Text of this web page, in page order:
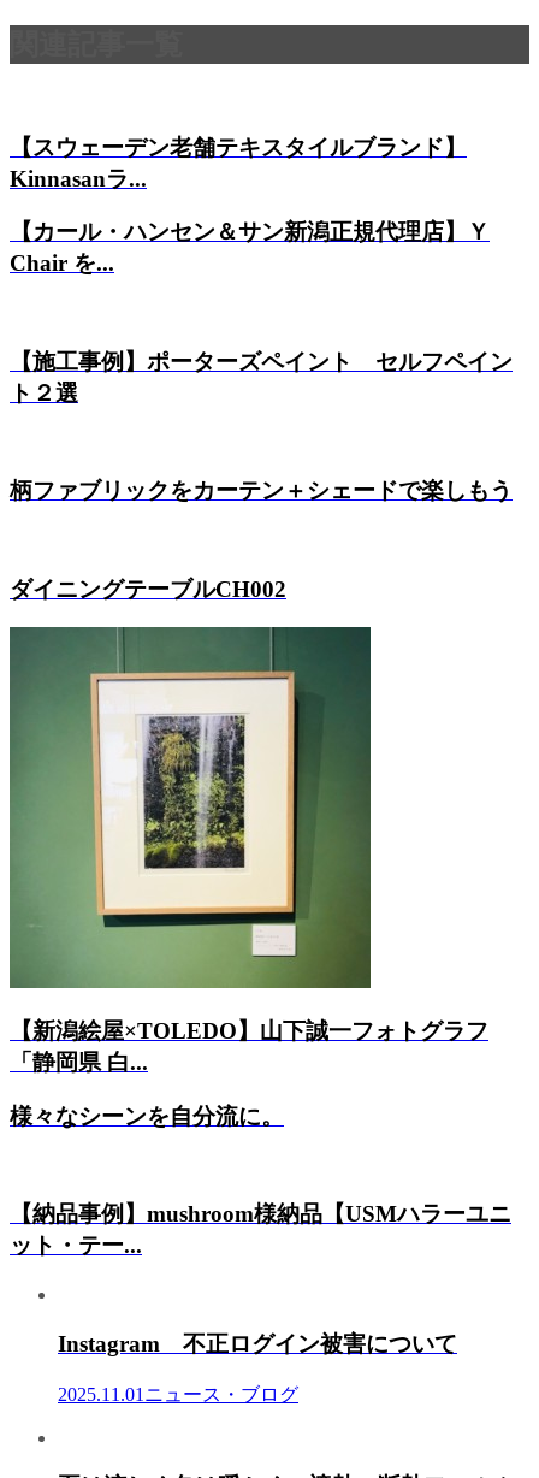
【スウェーデン老舗テキスタイルブランド】
Kinnasanラ...
【カール・ハンセン＆サン新潟正規代理店】Ｙ
Chair を...
【施工事例】ポーターズペイント セルフペイン
ト２選
柄ファブリックをカーテン＋シェードで楽しもう
ダイニングテーブルCH002
【新潟絵屋×TOLEDO】山下誠一フォトグラフ
「静岡県 白...
様々なシーンを自分流に。
【納品事例】mushroom様納品【USMハラーユニ
ット・テー...
Instagram 不正ログイン被害について
2025.11.01 ニュース・ブログ